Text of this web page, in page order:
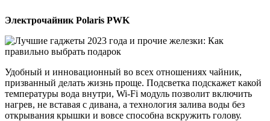
Электрочайник Polaris PWK
Удобный и инновационный во всех отношениях чайник,
призванный делать жизнь проще. Подсветка подскажет какой
температуры вода внутри, Wi-Fi модуль позволит включить
нагрев, не вставая с дивана, а технология залива воды без
открывания крышки и вовсе способна вскружить голову.